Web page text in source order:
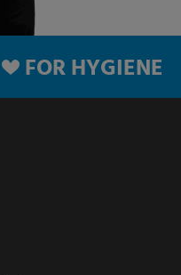
FOR HYGIENE